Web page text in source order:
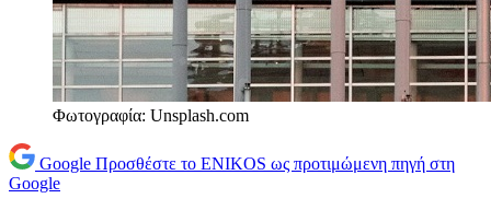
Φωτογραφία: Unsplash.com
Google Προσθέστε το ENIKOS ως προτιμώμενη πηγή στη
Google